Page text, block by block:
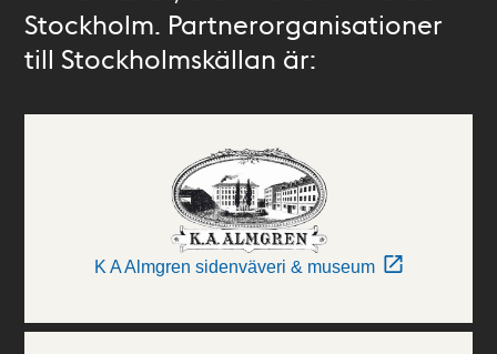
Stockholm. Partnerorganisationer
till Stockholmskällan är:
K A Almgren sidenväveri & museum